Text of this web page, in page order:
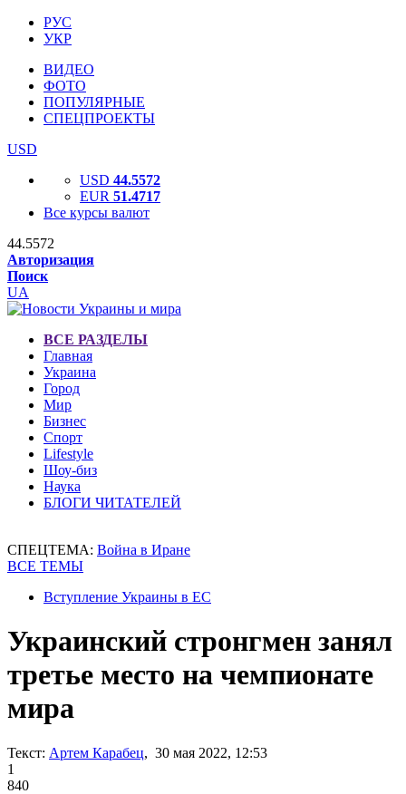
РУС
УКР
ВИДЕО
ФОТО
ПОПУЛЯРНЫЕ
СПЕЦПРОЕКТЫ
USD
USD 44.5572
EUR 51.4717
Все курсы валют
44.5572
Авторизация
Поиск
UA
ВСЕ РАЗДЕЛЫ
Главная
Украина
Город
Мир
Бизнес
Спорт
Lifestyle
Шоу-биз
Наука
БЛОГИ ЧИТАТЕЛЕЙ
СПЕЦТЕМА: Война в Иране
ВСЕ ТЕМЫ
Вступление Украины в ЕС
Украинский стронгмен занял
третье место на чемпионате
мира
Текст: Артем Карабец, 30 мая 2022, 12:53
1
840